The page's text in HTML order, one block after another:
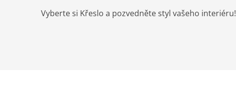
Vyberte si Křeslo a pozvedněte styl vašeho interiéru!